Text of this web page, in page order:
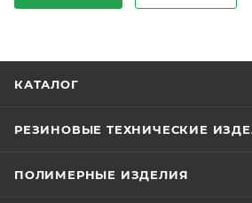
КАТАЛОГ
РЕЗИНОВЫЕ ТЕХНИЧЕСКИЕ
ПОЛИМЕРНЫЕ ИЗДЕЛИЯ